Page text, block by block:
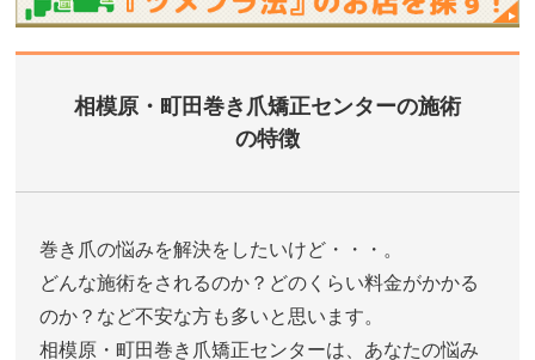
相模原・町田巻き爪矯正センターの施術
の特徴
巻き爪の悩みを解決をしたいけど・・・。
どんな施術をされるのか？どのくらい料金がかかる
のか？など不安な方も多いと思います。
相模原・町田巻き爪矯正センターは、あなたの悩み